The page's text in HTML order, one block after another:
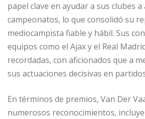
papel clave en ayudar a sus clubes
campeonatos, lo que consolidó su
mediocampista fiable y hábil. Sus
equipos como el Ajax y el Real
recordadas, con aficionados que a
sus actuaciones decisivas en
En términos de premios, Van Der
numerosos reconocimientos,